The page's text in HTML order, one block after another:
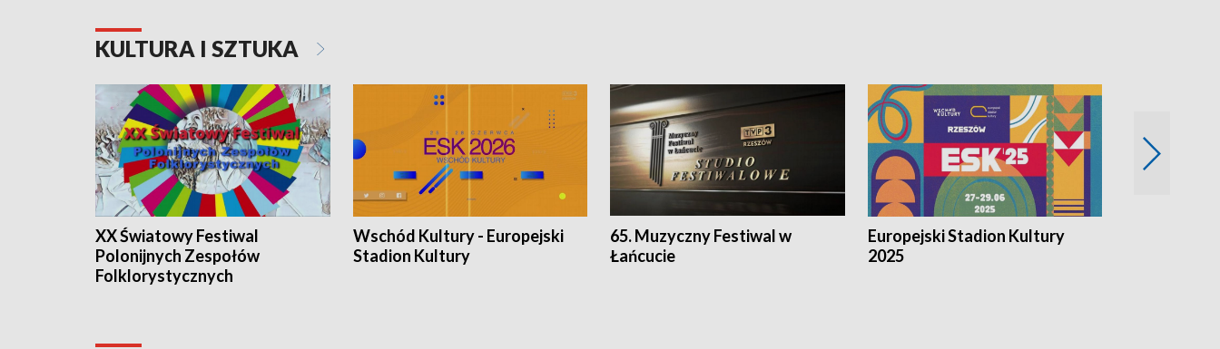
KULTURA I SZTUKA
XX Światowy Festiwal
Polonijnych Zespołów
Folklorystycznych
Wschód Kultury - Europejski
Stadion Kultury
65. Muzyczny Festiwal w
Łańcucie
Europejski Stadion Kultury
2025